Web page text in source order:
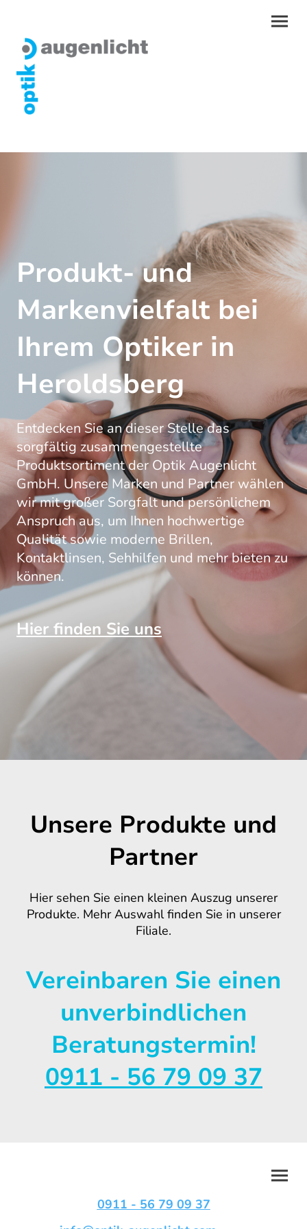
Produkt- und
Markenvielfalt bei
Ihrem Optiker in
Heroldsberg
Entdecken Sie an dieser Stelle das
sorgfältig zusammengestellte
Produktsortiment der Optik Augenlicht
GmbH. Unsere Marken und Partner wählen
wir mit großer Sorgfalt und persönlichem
Anspruch aus, um Ihnen hochwertige
Qualität sowie moderne Brillen,
Kontaktlinsen, Sehhilfen und mehr bieten zu
können.
Hier finden Sie uns
Unsere Produkte und
Partner
Hier sehen Sie einen kleinen Auszug unserer
Produkte. Mehr Auswahl finden Sie in unserer
Filiale.
Vereinbaren Sie einen
unverbindlichen
Beratungstermin!
0911 - 56 79 09 37
0911 - 56 79 09 37